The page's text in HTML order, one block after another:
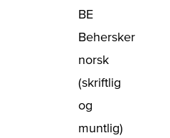
BE
Behersker
norsk
(skriftlig
og
muntlig)